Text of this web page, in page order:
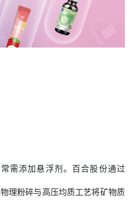
需添加悬浮剂。百合股份通过
理粉碎与高压均质工艺将矿物质